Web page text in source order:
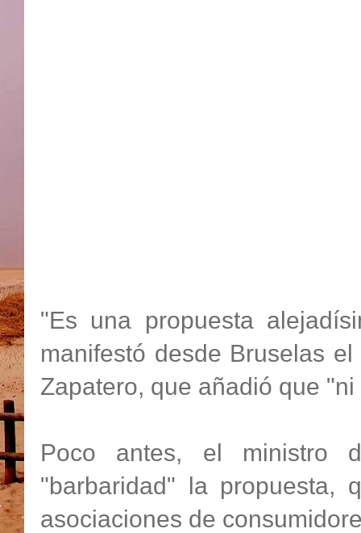
"Es una propuesta
manifestó desde Bruselas
Zapatero, que añadió que
Poco antes, el ministro
"barbaridad" la propuesta,
asociaciones de